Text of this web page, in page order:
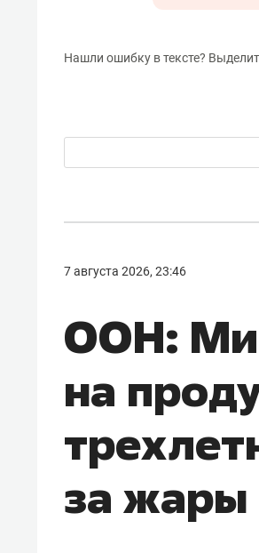
Нашли ошибку в тексте?
7 августа 2026, 23:46
ООН:
на
за жары